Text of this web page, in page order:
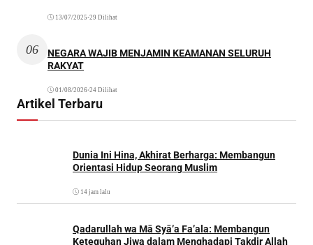
13/07/2025 •29 Dilihat
06
NEGARA WAJIB MENJAMIN KEAMANAN SELURUH
RAKYAT
01/08/2026•24 Dilihat
Artikel Terbaru
Dunia Ini Hina, Akhirat Berharga: Membangun
Orientasi Hidup Seorang Muslim
14 jam lalu
Qadarullah wa Mā Syā’a Fa’ala: Membangun
Keteguhan Jiwa dalam Menghadapi Takdir Allah